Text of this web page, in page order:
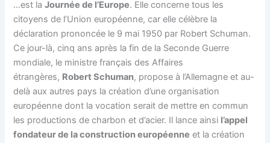
…est laJournée de l’Europe. Elle concerne tous les
citoyens de l’Union européenne, car elle célèbre la
déclaration prononcée le 9 mai 1950 par Robert Schuman.
Ce jour-là, cinq ans après la fin de la Seconde Guerre
mondiale, le ministre français des Affaires
étrangères, Robert Schuman, propose à l’Allemagne et au-
delà aux autres pays la création d’une organisation
européenne dont la vocation serait de mettre en commun
les productions de charbon et d’acier. Il lance ainsi l’appel
fondateur de la construction européenne et la création